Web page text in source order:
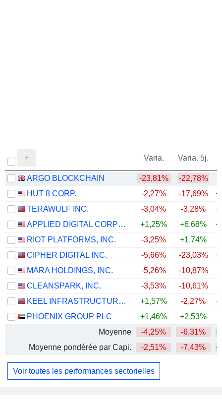
Varia. Varia. 5j.
ARGO BLOCKCHAIN -23,81%
-22,78%
HUT 8 CORP.
-2,27% -17,69%
TERAWULF INC.
-3,04% -3,28%
APPLIED DIGITAL CORPORATION
+1,25% +6,68%
RIOT PLATFORMS, INC.
-3,25% +1,74%
CIPHER DIGITAL INC.
-5,66% -23,03%
MARA HOLDINGS, INC.
-5,26% -10,87%
CLEANSPARK, INC.
-3,53% -10,61%
KEEL INFRASTRUCTURE CORP.
+1,57% -2,27%
PHOENIX GROUP PLC
+1,46% +2,53%
Moyenne
-4,25% -6,31%
Moyenne pondérée par Capi.
-2,51% -7,43%
Voir toutes les performances sectorielles